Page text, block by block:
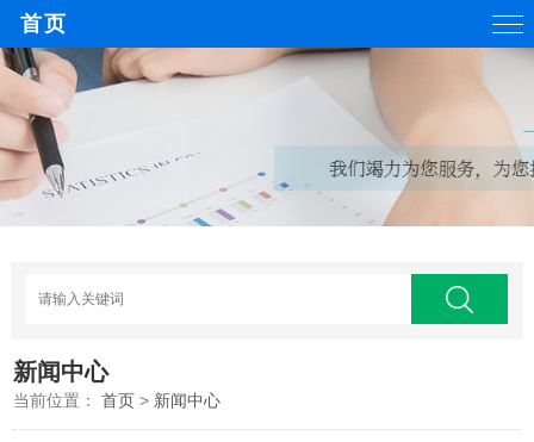
首页
新闻中心
当前位置：首页 > 新闻中心